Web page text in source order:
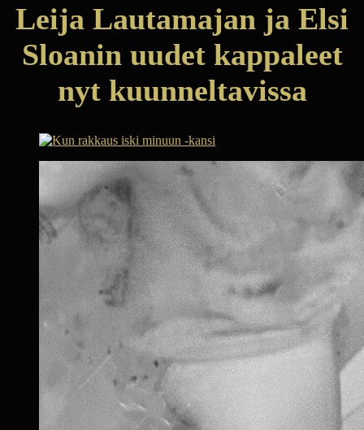
Leija Lautamajan ja Elsi
Sloanin uudet kappaleet
nyt kuunneltavissa